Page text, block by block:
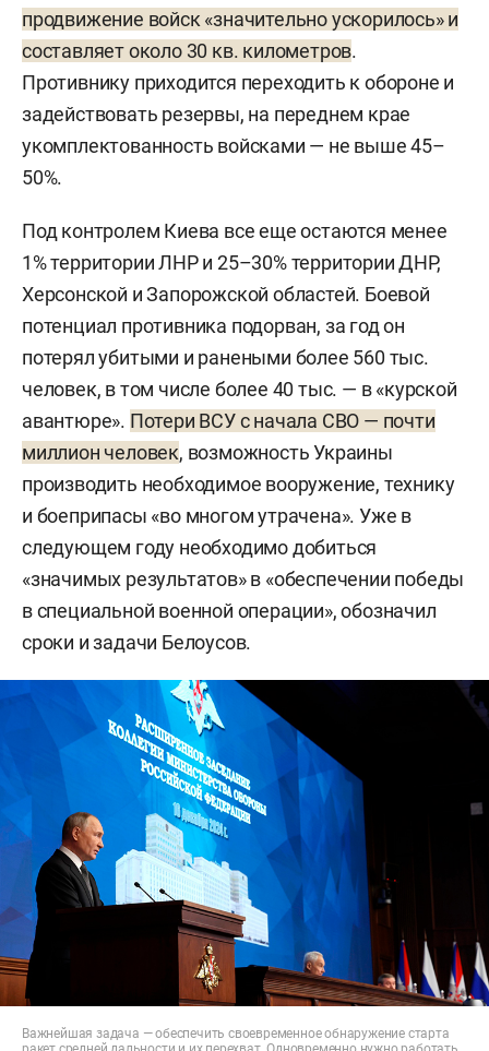
продвижение войск «значительно ускорилось» и
составляет около 30 кв. километров.
Противнику приходится переходить к обороне и
задействовать резервы, на переднем крае
укомплектованность войсками — не выше 45–
50%.
Под контролем Киева все еще остаются менее
1% территории ЛНР и 25–30% территории ДНР,
Херсонской и Запорожской областей. Боевой
потенциал противника подорван, за год он
потерял убитыми и ранеными более 560 тыс.
человек, в том числе более 40 тыс. — в «курской
авантюре». Потери ВСУ с начала СВО — почти
миллион человек, возможность Украины
производить необходимое вооружение, технику
и боеприпасы «во многом утрачена». Уже в
следующем году необходимо добиться
«значимых результатов» в «обеспечении победы
в специальной военной операции», обозначил
сроки и задачи Белоусов.
Важнейшая задача — обеспечить своевременное обнаружение старта